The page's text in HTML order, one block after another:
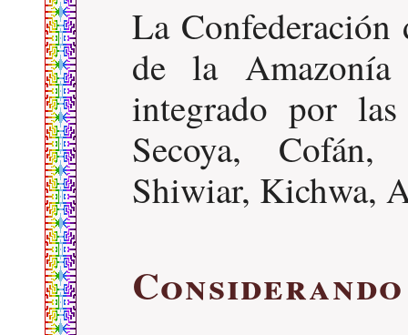
La Confederación
de la Amazonía
integrado por
Secoya, Cofán,
Shiwiar, Kichwa,
Considerando